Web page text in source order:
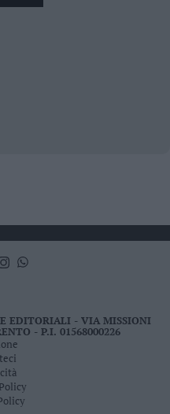
EDITORIALI - VIA MISSIONI
- P.I. 01568000226